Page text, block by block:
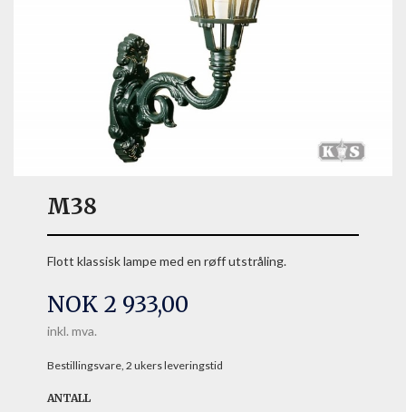
M38
Flott klassisk lampe med en røff utstråling.
Pris
NOK 2 933,00
inkl. mva.
Bestillingsvare, 2 ukers leveringstid
ANTALL